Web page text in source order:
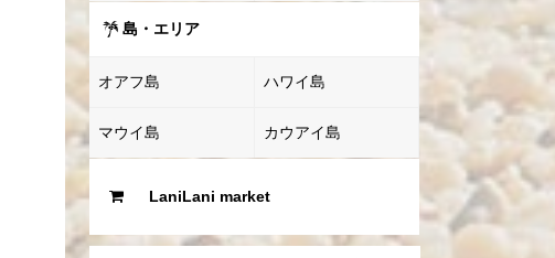
島・エリア
オアフ島 ハワイ島
マウイ島 カウアイ島
LaniLani market